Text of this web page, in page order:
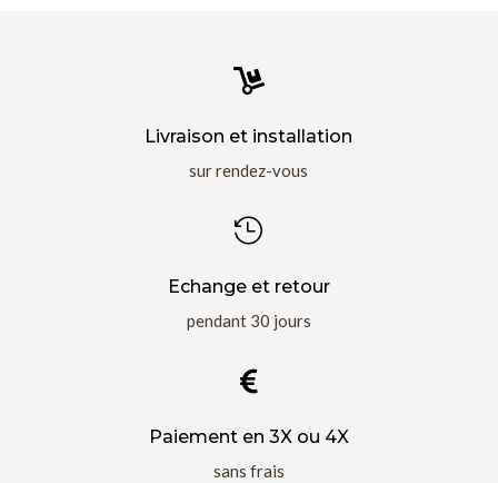

Livraison et installation
sur rendez-vous

Echange et retour
pendant 30 jours

Paiement en 3X ou 4X
sans frais